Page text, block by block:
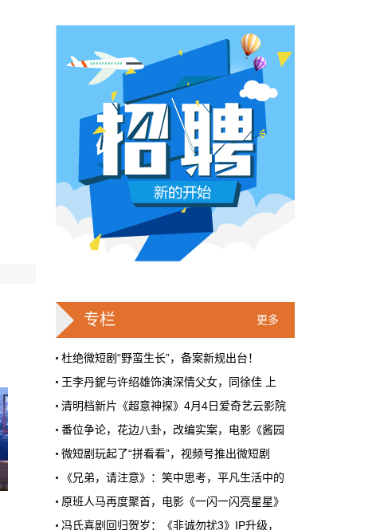
时间，年轻人在电影院里的占比缩水了一半还
多。20岁以下更夸张，从8.9%跌到2.9%，几
乎归零…
6月29日 10:20:00
AI短剧赢了数量，真人短剧赢了命
2026年一季度，全行业上线微短剧12.8万部，
其中AI短剧12.2万部，占比超过95%。真人短
剧？只剩几千部。你猜这95%的AI短剧，拿走
了多少流量？
本网原创
6月28日 13:03:00
戛纳一句"Fuck AI"，喊出了多少电影人
高定，而是一句话。
本网原创
6月28日 9:25:00
周星驰跑去拍AI短剧了，电影院还剩什
么？
5月31号，横店。63岁的周星驰穿着黑色夹克
出现在《食神2026》的开机现场。这部短剧改
编自他30年前的经典电影，竖屏拍摄，AI辅助
制作，成本400万。预计9月上线。
本网原创
6月28日 9:25:00 本网原创
更多
专栏
杜绝微短剧“野蛮生长”，备案新规出台！
王李丹鈮与许绍雄饰演深情父女，同徐佳 上
清明档新片《超意神探》4月4日爱奇艺云影院
番位争论，花边八卦，改编实案，电影《酱园
微短剧玩起了“拼看看”，视频号推出微短剧
《兄弟，请注意》：笑中思考，平凡生活中的
原班人马再度聚首，电影《一闪一闪亮星星》
冯氏喜剧回归贺岁：《非诚勿扰3》IP升级，